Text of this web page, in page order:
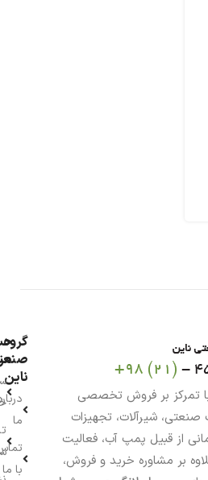
ناین از سال ۱۳۹۳ با تمرکز بر فروش تخصصی
شیرآلات، تجهیزات
از قبیل پمپ آب، فعالیت
بر مشاوره خرید و فروش،
گروه
ناین
ما
با ما